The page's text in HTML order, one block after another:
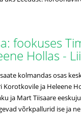
fookuses
Hollas -
kolmandas osas
Korotkovile ja Heleene
ja Mart Tiisaare
võrkpallurid ise ja